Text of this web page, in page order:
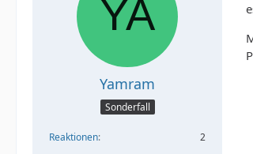
Yamram
Sonderfall
Reaktionen 2